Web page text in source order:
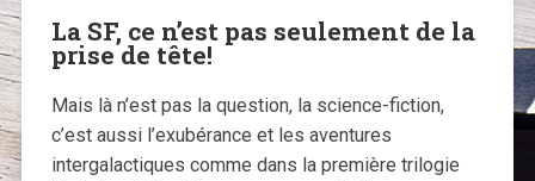
La SF, ce n’est pas seulement de la
prise de tête!
Mais là n’est pas la question, la science-fiction,
c’est aussi l’exubérance et les aventures
intergalactiques comme dans la première trilogie